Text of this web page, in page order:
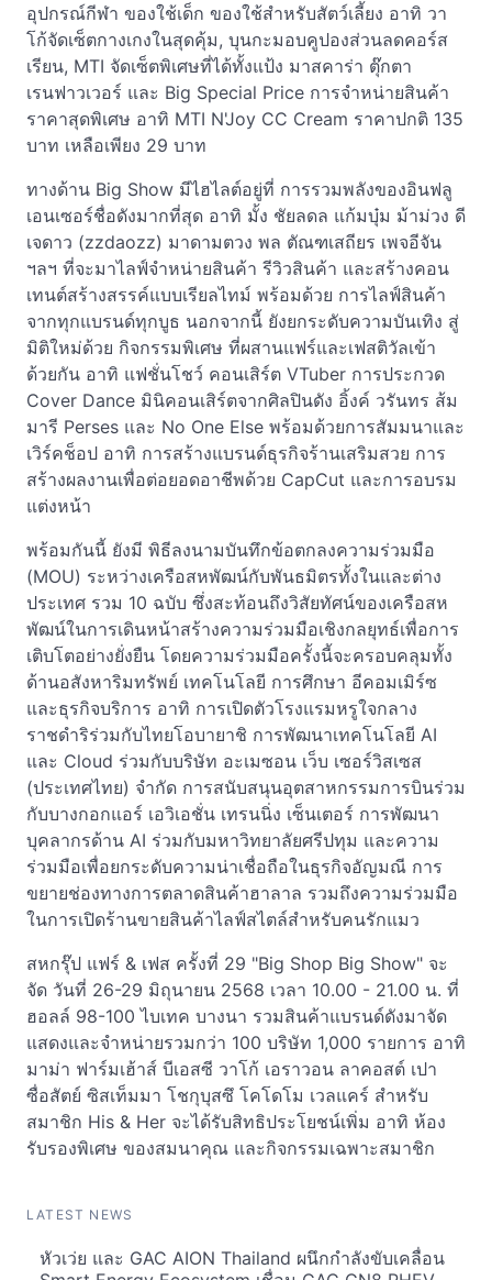
อุปกรณ์กีฬา ของใช้เด็ก ของใช้สำหรับสัตว์เลี้ยง อาทิ วา
โก้จัดเซ็ตกางเกงในสุดคุ้ม, บุนกะมอบคูปองส่วนลดคอร์ส
เรียน, MTI จัดเซ็ตพิเศษที่ได้ทั้งแป้ง มาสคาร่า ตุ๊กตา
เรนฟาวเวอร์ และ Big Special Price การจำหน่ายสินค้า
ราคาสุดพิเศษ อาทิ MTI N'Joy CC Cream ราคาปกติ 135
บาท เหลือเพียง 29 บาท
ทางด้าน Big Show มีไฮไลต์อยู่ที่ การรวมพลังของอินฟลู
เอนเซอร์ชื่อดังมากที่สุด อาทิ มั้ง ชัยลดล แก้มบุ๋ม ม้าม่วง ดี
เจดาว (zzdaozz) มาดามตวง พล ตัณฑเสถียร เพจอีจัน
ฯลฯ ที่จะมาไลฟ์จำหน่ายสินค้า รีวิวสินค้า และสร้างคอน
เทนต์สร้างสรรค์แบบเรียลไทม์ พร้อมด้วย การไลฟ์สินค้า
จากทุกแบรนด์ทุกบูธ นอกจากนี้ ยังยกระดับความบันเทิง สู่
มิติใหม่ด้วย กิจกรรมพิเศษ ที่ผสานแฟร์และเฟสติวัลเข้า
ด้วยกัน อาทิ แฟชั่นโชว์ คอนเสิร์ต VTuber การประกวด
Cover Dance มินิคอนเสิร์ตจากศิลปินดัง อิ้งค์ วรันทร ส้ม
มารี Perses และ No One Else พร้อมด้วยการสัมมนาและ
เวิร์คช็อป อาทิ การสร้างแบรนด์ธุรกิจร้านเสริมสวย การ
สร้างผลงานเพื่อต่อยอดอาชีพด้วย CapCut และการอบรม
แต่งหน้า
พร้อมกันนี้ ยังมี พิธีลงนามบันทึกข้อตกลงความร่วมมือ
(MOU) ระหว่างเครือสหพัฒน์กับพันธมิตรทั้งในและต่าง
ประเทศ รวม 10 ฉบับ ซึ่งสะท้อนถึงวิสัยทัศน์ของเครือสห
พัฒน์ในการเดินหน้าสร้างความร่วมมือเชิงกลยุทธ์เพื่อการ
เติบโตอย่างยั่งยืน โดยความร่วมมือครั้งนี้จะครอบคลุมทั้ง
ด้านอสังหาริมทรัพย์ เทคโนโลยี การศึกษา อีคอมเมิร์ซ
และธุรกิจบริการ อาทิ การเปิดตัวโรงแรมหรูใจกลาง
ราชดำริร่วมกับไทยโอบายาชิ การพัฒนาเทคโนโลยี AI
และ Cloud ร่วมกับบริษัท อะเมซอน เว็บ เซอร์วิสเซส
(ประเทศไทย) จำกัด การสนับสนุนอุตสาหกรรมการบินร่วม
กับบางกอกแอร์ เอวิเอชั่น เทรนนิ่ง เซ็นเตอร์ การพัฒนา
บุคลากรด้าน AI ร่วมกับมหาวิทยาลัยศรีปทุม และความ
ร่วมมือเพื่อยกระดับความน่าเชื่อถือในธุรกิจอัญมณี การ
ขยายช่องทางการตลาดสินค้าฮาลาล รวมถึงความร่วมมือ
ในการเปิดร้านขายสินค้าไลฟ์สไตล์สำหรับคนรักแมว
สหกรุ๊ป แฟร์ & เฟส ครั้งที่ 29 "Big Shop Big Show" จะ
จัด วันที่ 26-29 มิถุนายน 2568 เวลา 10.00 - 21.00 น. ที่
ฮอลล์ 98-100 ไบเทค บางนา รวมสินค้าแบรนด์ดังมาจัด
แสดงและจำหน่ายรวมกว่า 100 บริษัท 1,000 รายการ อาทิ
มาม่า ฟาร์มเฮ้าส์ บีเอสซี วาโก้ เอราวอน ลาคอสต์ เปา
ซื่อสัตย์ ซิสเท็มมา โชกุบุสซึ โคโดโม เวลแคร์ สำหรับ
สมาชิก His & Her จะได้รับสิทธิประโยชน์เพิ่ม อาทิ ห้อง
รับรองพิเศษ ของสมนาคุณ และกิจกรรมเฉพาะสมาชิก
LATEST NEWS
หัวเว่ย และ GAC AION Thailand ผนึกกำลังขับเคลื่อน